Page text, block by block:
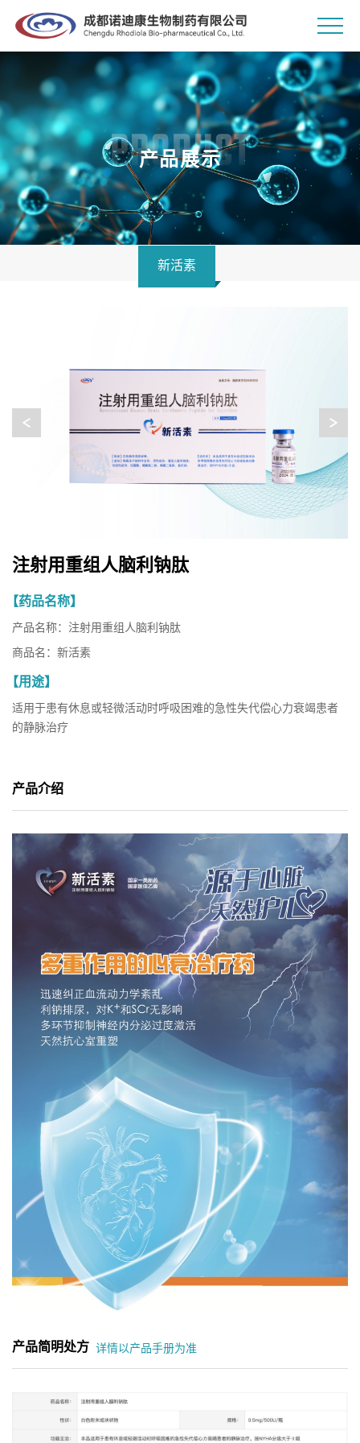
PRODUCT
产品展示
新活素
<
注射用重组人脑利钠肽
【药品名称】
产品名称：注射用重组人脑利钠肽
商品名：新活素
【用途】
适用于患有休息或轻微活动时呼吸困难的急性失代偿心力衰竭患者
的静脉治疗
产品介绍
产品简明处方 详情以产品手册为准